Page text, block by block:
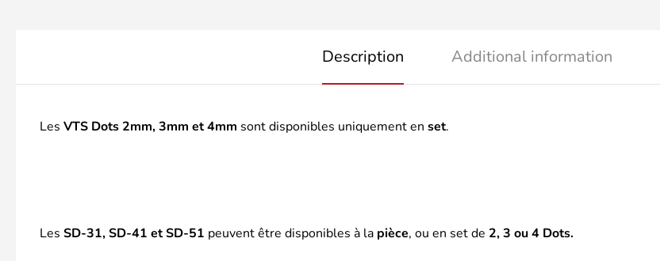
Description Additional information
Les VTS Dots 2mm, 3mm et 4mm sont disponibles uniquement en set.
Les SD-31, SD-41 et SD-51 peuvent être disponibles à la pièce, ou en set de 2, 3 ou 4 Dots.